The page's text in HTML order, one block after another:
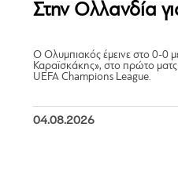
Στην Ολλανδία
Ο Ολυμπιακός έμεινε στο 0-0
Καραϊσκάκης», στο πρώτο ματς
UEFA Champions League.
04.08.2026